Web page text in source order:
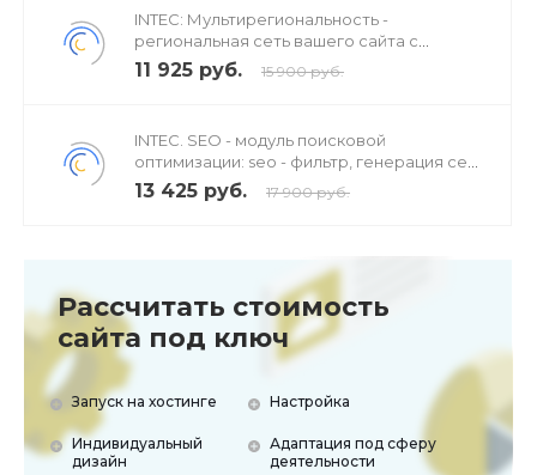
INTEC: Мультирегиональность -
региональная сеть вашего сайта с
продвижением в поисковиках
11 925 руб. 15 900 руб.
INTEC. SEO - модуль поисковой
оптимизации: seo - фильтр, генерация сео
- текстов, H1, мета-тегов
13 425 руб. 17 900 руб.
Рассчитать стоимость
сайта под ключ
Запуск на хостинге
Индивидуальный
дизайн
Настройка
Адаптация под сферу
деятельности